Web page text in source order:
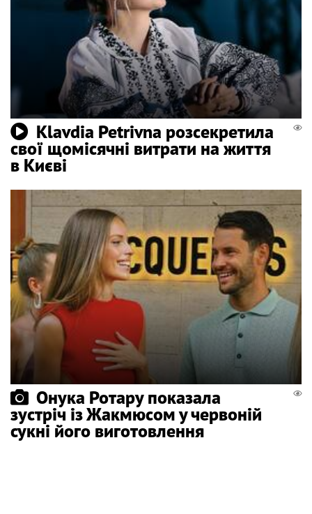
Klavdia Petrivna розсекретила
свої щомісячні витрати на життя
в Києві
Онука Ротару показала
зустріч із Жакмюсом у червоній
сукні його виготовлення